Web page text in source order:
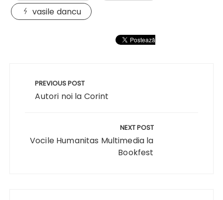
vasile dancu
articole
PREVIOUS POST
Autori noi la Corint
NEXT POST
Vocile Humanitas Multimedia la
Bookfest